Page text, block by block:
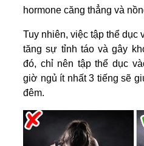
hormone căng thẳng và
Tuy nhiên, việc tập thể dục
tăng sự tỉnh táo và gây
đó, chỉ nên tập thể dục
giờ ngủ ít nhất 3 tiếng sẽ
đêm.